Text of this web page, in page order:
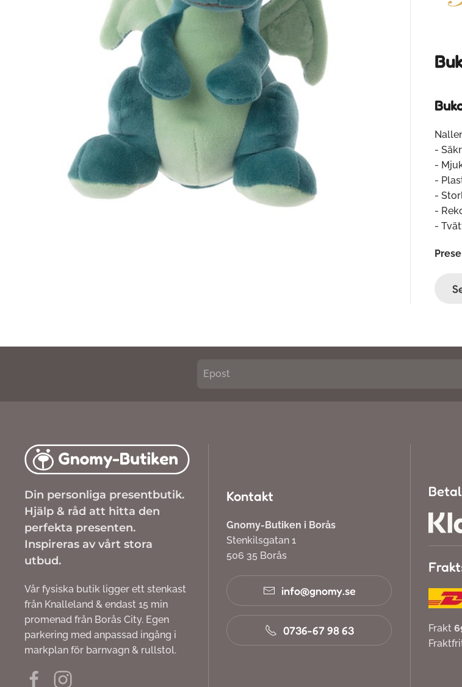
-
-
-
-
-
-
Din personliga presentbutik.
Hjälp & råd att hitta den
perfekta presenten.
Inspireras av vårt stora
utbud.
Vår fysiska butik ligger ett stenkast
från Knalleland & endast 15 min
promenad från Borås City. Egen
parkering med anpassad ingång i
markplan för barnvagn & rullstol.
Kontakt
Gnomy-Butiken i Borås
Stenkilsgatan 1
506 35 Borås
info@gnomy.se
0736-67 98 63 Frakt